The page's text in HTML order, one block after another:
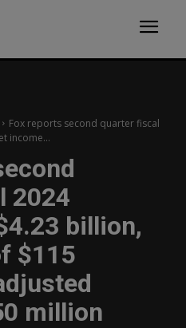
Fox reports second quarter fiscal
income...
2024
billion,
$115
million